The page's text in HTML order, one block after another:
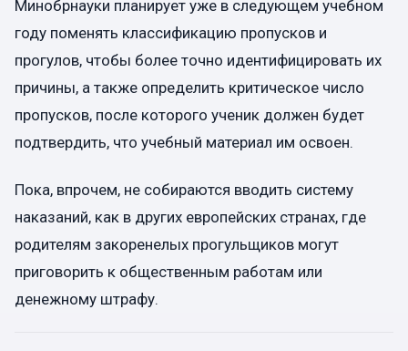
Минобрнауки планирует уже в следующем учебном
году поменять классификацию пропусков и
прогулов, чтобы более точно идентифицировать их
причины, а также определить критическое число
пропусков, после которого ученик должен будет
подтвердить, что учебный материал им освоен.
Пока, впрочем, не собираются вводить систему
наказаний, как в других европейских странах, где
родителям закоренелых прогульщиков могут
приговорить к общественным работам или
денежному штрафу.